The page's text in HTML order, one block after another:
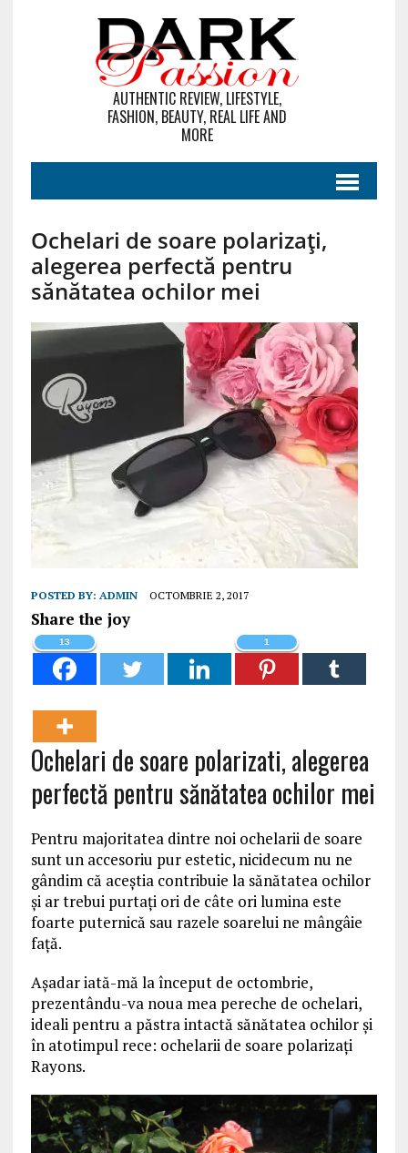
AUTHENTIC REVIEW, LIFESTYLE,
FASHION, BEAUTY, REAL LIFE AND
MORE
Ochelari de soare polarizați,
alegerea perfectă pentru
sănătatea ochilor mei
POSTED BY: ADMIN OCTOMBRIE 2, 2017
Share the joy
13 1
Ochelari de soare polarizati, alegerea
perfectă pentru sănătatea ochilor mei
Pentru majoritatea dintre noi ochelarii de soare
sunt un accesoriu pur estetic, nicidecum nu ne
gândim că aceştia contribuie la sănătatea ochilor
şi ar trebui purtaţi ori de câte ori lumina este
foarte puternică sau razele soarelui ne mângâie
faţă.
Aşadar iată-mă la început de octombrie,
prezentându-va noua mea pereche de ochelari,
ideali pentru a păstra intactă sănătatea ochilor şi
în atotimpul rece: ochelarii de soare polarizaţi
Rayons.